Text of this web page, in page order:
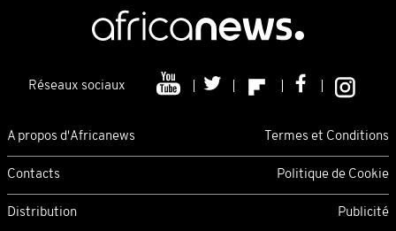
Réseaux sociaux
A propos d'Africanews Termes et Conditions
Contacts Politique de Cookie
Distribution Publicité